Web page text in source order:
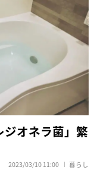
オネラ菌」繁
2023/03/10 11:00 暮らし